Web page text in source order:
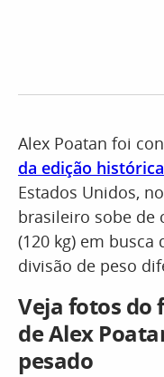
Alex Poatan foi
da edição
Estados Unidos,
brasileiro sobe de
(120 kg) em
divisão de peso
Veja fotos do
de Alex
pesado